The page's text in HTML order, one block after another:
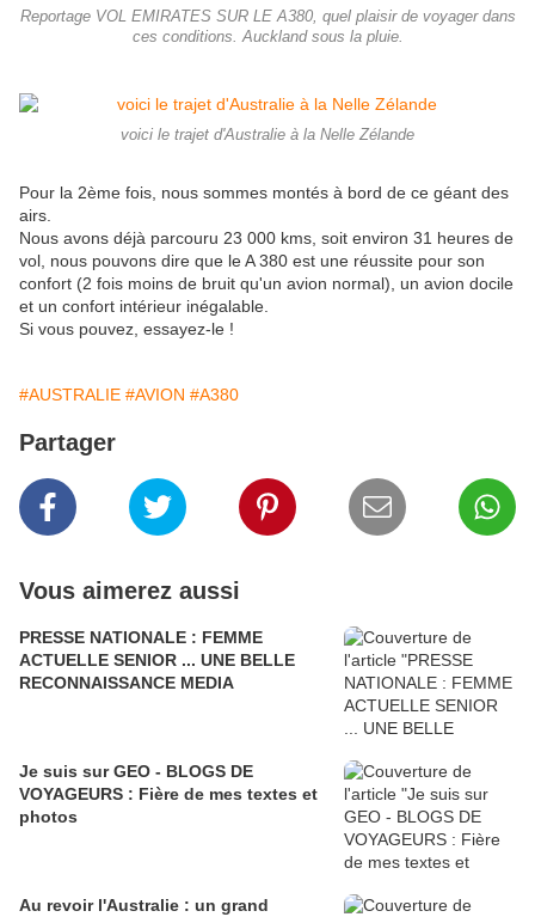
Reportage VOL EMIRATES SUR LE A380, quel plaisir de voyager dans
ces conditions. Auckland sous la pluie.
voici le trajet d'Australie à la Nelle Zélande
Pour la 2ème fois, nous sommes montés à bord de ce géant des
airs.
Nous avons déjà parcouru 23 000 kms, soit environ 31 heures de
vol, nous pouvons dire que le A 380 est une réussite pour son
confort (2 fois moins de bruit qu'un avion normal), un avion docile
et un confort intérieur inégalable.
Si vous pouvez, essayez-le !
#AUSTRALIE #AVION #A380
Partager
Vous aimerez aussi
PRESSE NATIONALE : FEMME
ACTUELLE SENIOR ... UNE BELLE
RECONNAISSANCE MEDIA
Je suis sur GEO - BLOGS DE
VOYAGEURS : Fière de mes textes et
photos
Au revoir l'Australie : un grand